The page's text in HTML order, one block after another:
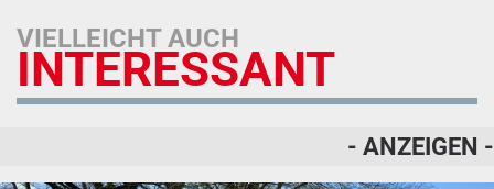
VIELLEICHT AUCH
INTERESSANT
- ANZEIGEN -